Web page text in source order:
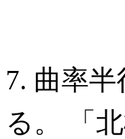
7. 曲率半
る。 「北